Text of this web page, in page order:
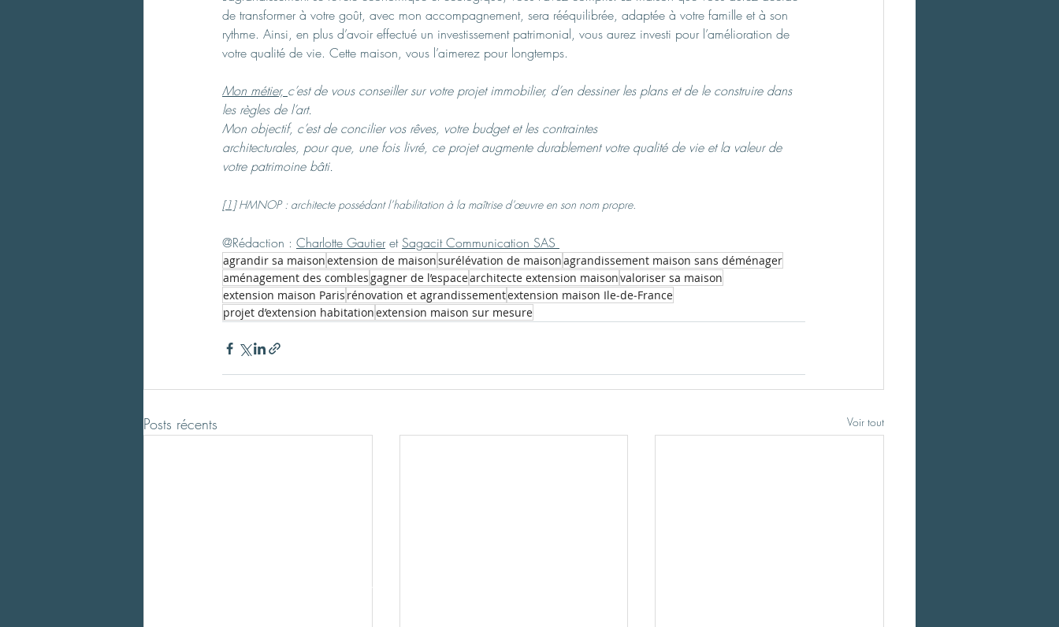
de transformer à votre goût, avec mon accompagnement, sera rééquilibrée, adaptée à votre famille et à son
rythme. Ainsi, en plus d’avoir effectué un investissement patrimonial, vous aurez investi pour l’amélioration de
votre qualité de vie. Cette maison, vous l’aimerez pour longtemps.
Mon métier, c’est de vous conseiller sur votre projet immobilier, d’en dessiner les plans et de le construire dans
les règles de l’art.
Mon objectif, c’est de concilier vos rêves, votre budget et les contraintes
architecturales, pour que, une fois livré, ce projet augmente durablement votre qualité de vie et la valeur de
votre patrimoine bâti.
[1] HMNOP : architecte possédant l’habilitation à la maîtrise d’œuvre en son nom propre.
@Rédaction : Charlotte Gautier et Sagacit Communication SAS
agrandir sa maisonextension de maisonsurélévation de maisonagrandissement maison sans déménager
aménagement des combles gagner de l’espacearchitecte extension maisonvaloriser sa maison
extension maison Paris rénovation et agrandissementextension maison Ile‑de‑France
projet d’extension habitationextension maison sur mesure
Posts récents Voir tout